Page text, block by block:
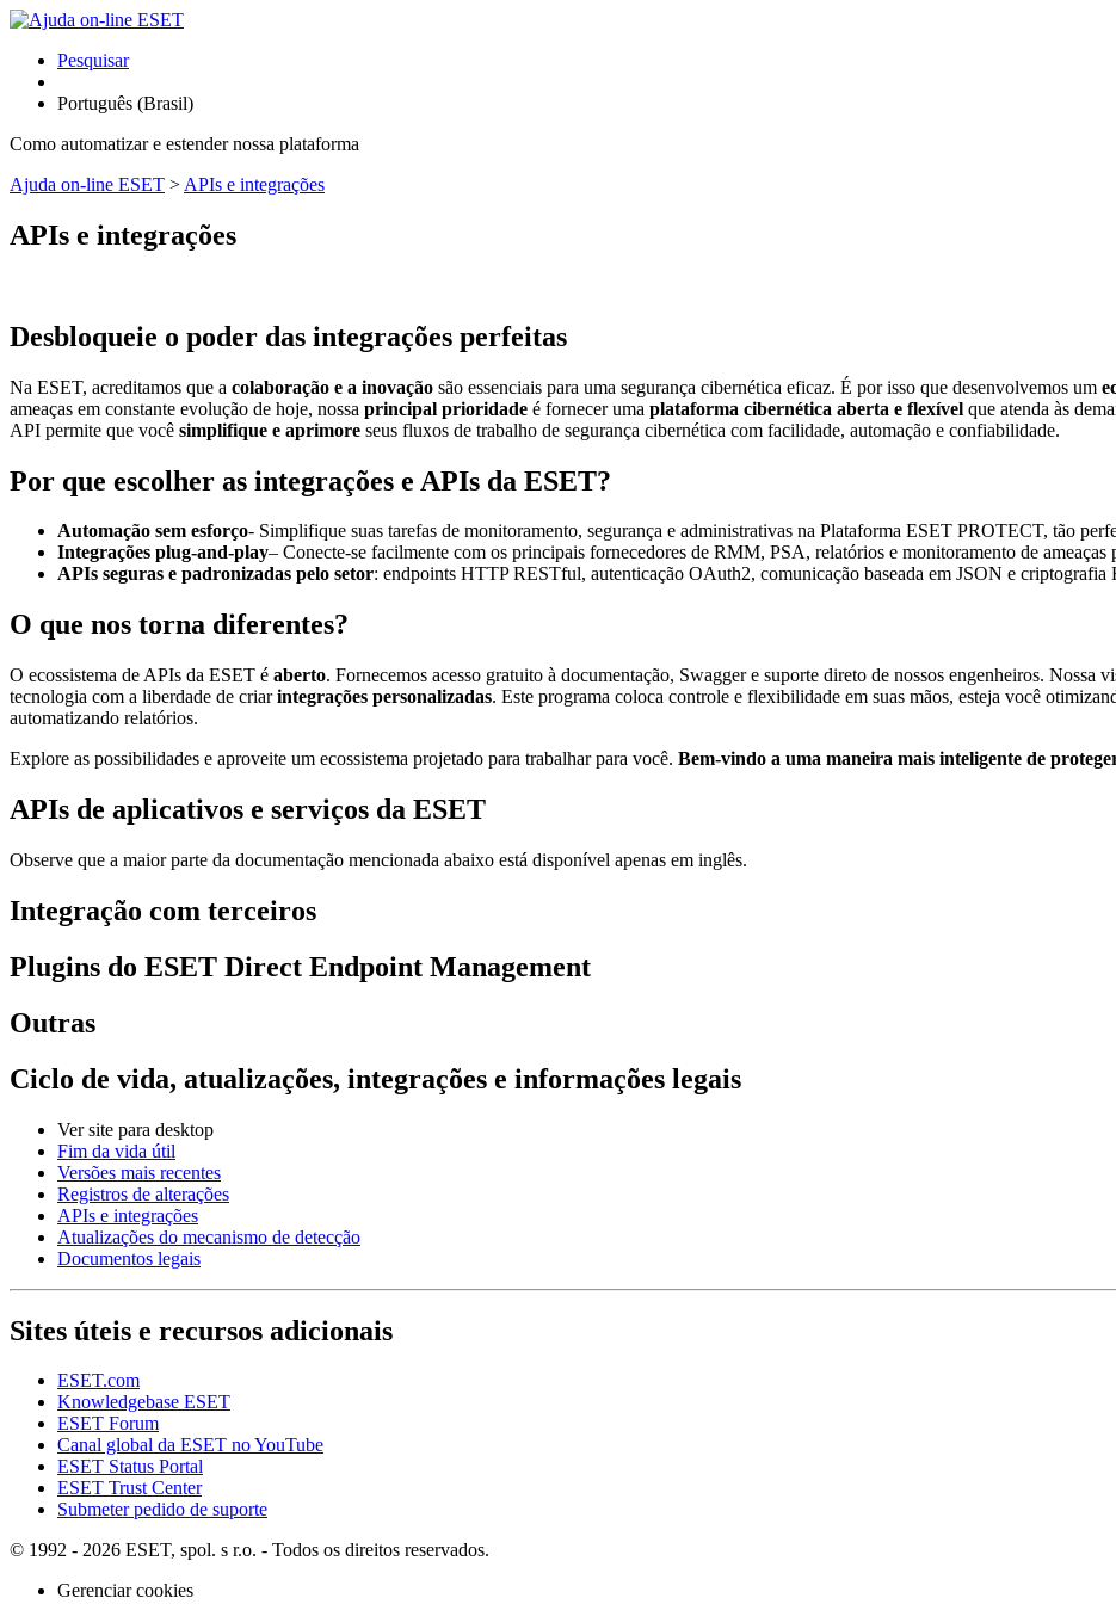
Pesquisar
Português (Brasil)
Como automatizar e estender nossa plataforma
Ajuda on-line ESET > APIs e integrações
APIs e integrações
Desbloqueie o poder das integrações perfeitas
Na ESET, acreditamos que a colaboração e a inovação são essenciais para uma segurança cibernética eficaz. É por isso que desenvolvemos um
ameaças em constante evolução de hoje, nossa principal prioridade é fornecer uma plataforma cibernética aberta e flexível que atenda às
API permite que você simplifique e aprimore seus fluxos de trabalho de segurança cibernética com facilidade, automação e confiabilidade.
Por que escolher as integrações e APIs da ESET?
Automação sem esforço- Simplifique suas tarefas de monitoramento, segurança e administrativas na Plataforma ESET PROTECT, tão
Integrações plug-and-play– Conecte-se facilmente com os principais fornecedores de RMM, PSA, relatórios e monitoramento de ameaças
APIs seguras e padronizadas pelo setor: endpoints HTTP RESTful, autenticação OAuth2, comunicação baseada em JSON e criptografia
O que nos torna diferentes?
O ecossistema de APIs da ESET é aberto. Fornecemos acesso gratuito à documentação, Swagger e suporte direto de nossos engenheiros. Nossa
tecnologia com a liberdade de criarintegrações personalizadas. Este programa coloca controle e flexibilidade em suas mãos, esteja você
automatizando relatórios.
Explore as possibilidades e aproveite um ecossistema projetado para trabalhar para você. Bem-vindo a uma maneira mais inteligente de
APIs de aplicativos e serviços da ESET
Observe que a maior parte da documentação mencionada abaixo está disponível apenas em inglês.
Integração com terceiros
Plugins do ESET Direct Endpoint Management
Outras
Ciclo de vida, atualizações, integrações e informações legais
Ver site para desktop
Fim da vida útil
Versões mais recentes
Registros de alterações
APIs e integrações
Atualizações do mecanismo de detecção
Documentos legais
Sites úteis e recursos adicionais
ESET.com
Knowledgebase ESET
ESET Forum
Canal global da ESET no YouTube
ESET Status Portal
ESET Trust Center
Submeter pedido de suporte
© 1992 - 2026 ESET, spol. s r.o. - Todos os direitos reservados.
Gerenciar cookies